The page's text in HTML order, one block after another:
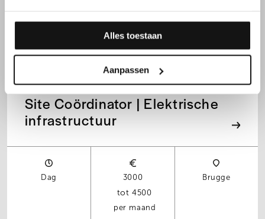
Alles toestaan
Aanpassen
4500
Site Coördinator | Elektrische
infrastructuur
Dag
3000
4500
per maand
Brugge